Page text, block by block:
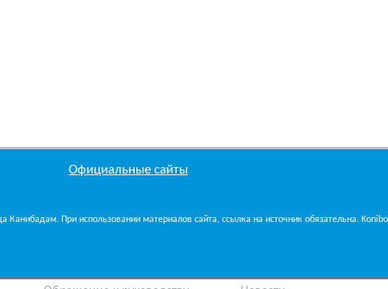
Официальные сайты
Канибадам. При использовании материалов сайта, ссылка на источник обязательна.